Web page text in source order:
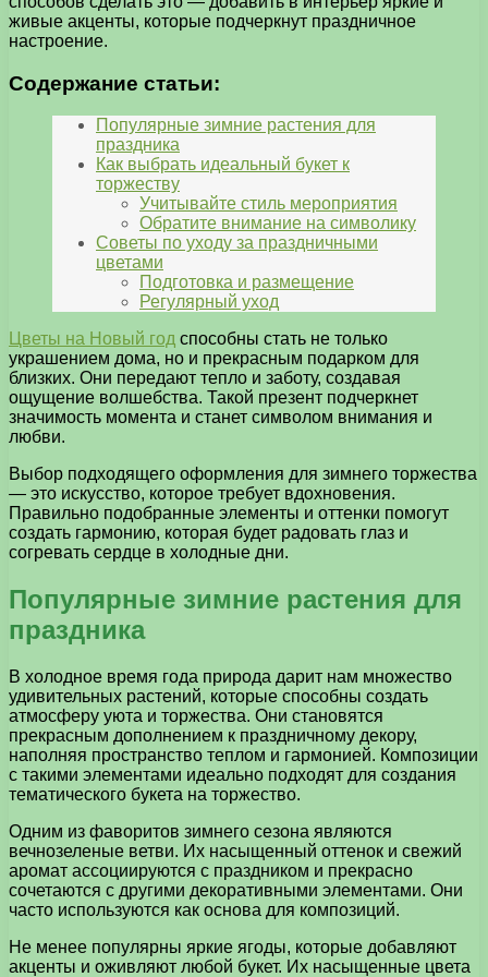
живые акценты, которые подчеркнут праздничное
настроение.
Содержание статьи:
Популярные зимние растения для
праздника
Как выбрать идеальный букет к
торжеству
Учитывайте стиль мероприятия
Обратите внимание на символику
Советы по уходу за праздничными
цветами
Подготовка и размещение
Регулярный уход
Цветы на Новый год способны стать не только
украшением дома, но и прекрасным подарком для
близких. Они передают тепло и заботу, создавая
ощущение волшебства. Такой презент подчеркнет
значимость момента и станет символом внимания и
любви.
Выбор подходящего оформления для зимнего торжества
— это искусство, которое требует вдохновения.
Правильно подобранные элементы и оттенки помогут
создать гармонию, которая будет радовать глаз и
согревать сердце в холодные дни.
Популярные зимние растения для
праздника
В холодное время года природа дарит нам множество
удивительных растений, которые способны создать
атмосферу уюта и торжества. Они становятся
прекрасным дополнением к праздничному декору,
наполняя пространство теплом и гармонией. Композиции
с такими элементами идеально подходят для создания
тематического букета на торжество.
Одним из фаворитов зимнего сезона являются
вечнозеленые ветви. Их насыщенный оттенок и свежий
аромат ассоциируются с праздником и прекрасно
сочетаются с другими декоративными элементами. Они
часто используются как основа для композиций.
Не менее популярны яркие ягоды, которые добавляют
акценты и оживляют любой букет. Их насыщенные цвета